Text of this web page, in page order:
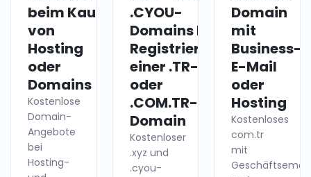
beim Kauf
von
Hosting
oder
Domains
Kostenlose
Domain-
Angebote
bei
Hosting-
.CYOU-
Domains bei
Registrierung
einer .TR-
oder
.COM.TR-
Domain
Kostenloser
.xyz und
.cyou-
Domain
mit
Business-
E-Mail
oder
Hosting
Kostenloses
com.tr
mit
Geschäftsemail